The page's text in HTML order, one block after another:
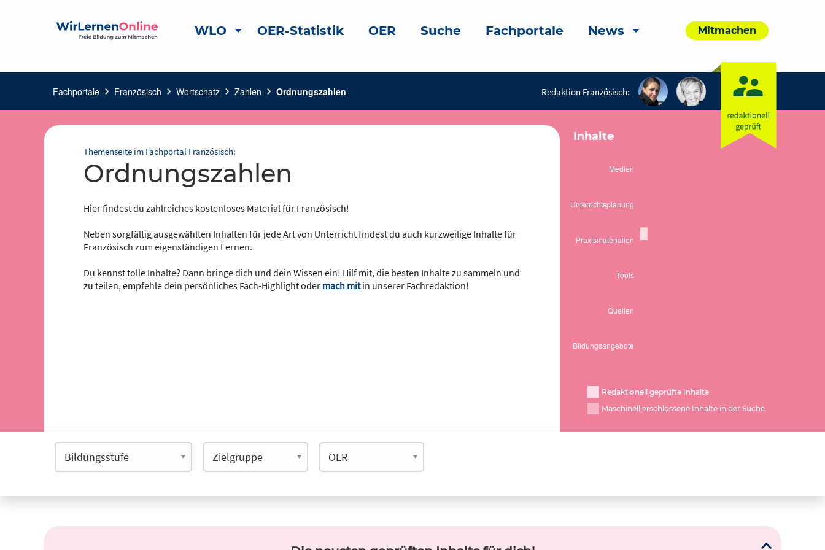
WLO OER-Statistik OER Suche Fachportale News Mitmachen
Fachportale chevron_right Französisch chevron_right Wortschatz chevron_right Zahlen chevron_right Ordnungszahlen Redaktion Französisch:
Themenseite im Fachportal Französisch:
Ordnungszahlen
Hier findest du zahlreiches kostenloses Material für Französisch!
Neben sorgfältig ausgewählten Inhalten für jede Art von Unterricht findest du auch kurzweilige Inhalte für
Französisch zum eigenständigen Lernen.
Du kennst tolle Inhalte? Dann bringe dich und dein Wissen ein! Hilf mit, die besten Inhalte zu sammeln und
zu teilen, empfehle dein persönliches Fach-Highlight oder mach mitin unserer Fachredaktion!
Inhalte
Redaktionell geprüfte Inhalte
Maschinell erschlossene Inhalte in der Suche